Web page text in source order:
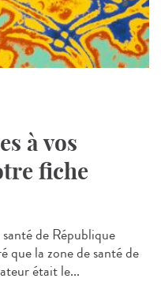
à vos
fiche
de République
que la zone de santé de
était le...